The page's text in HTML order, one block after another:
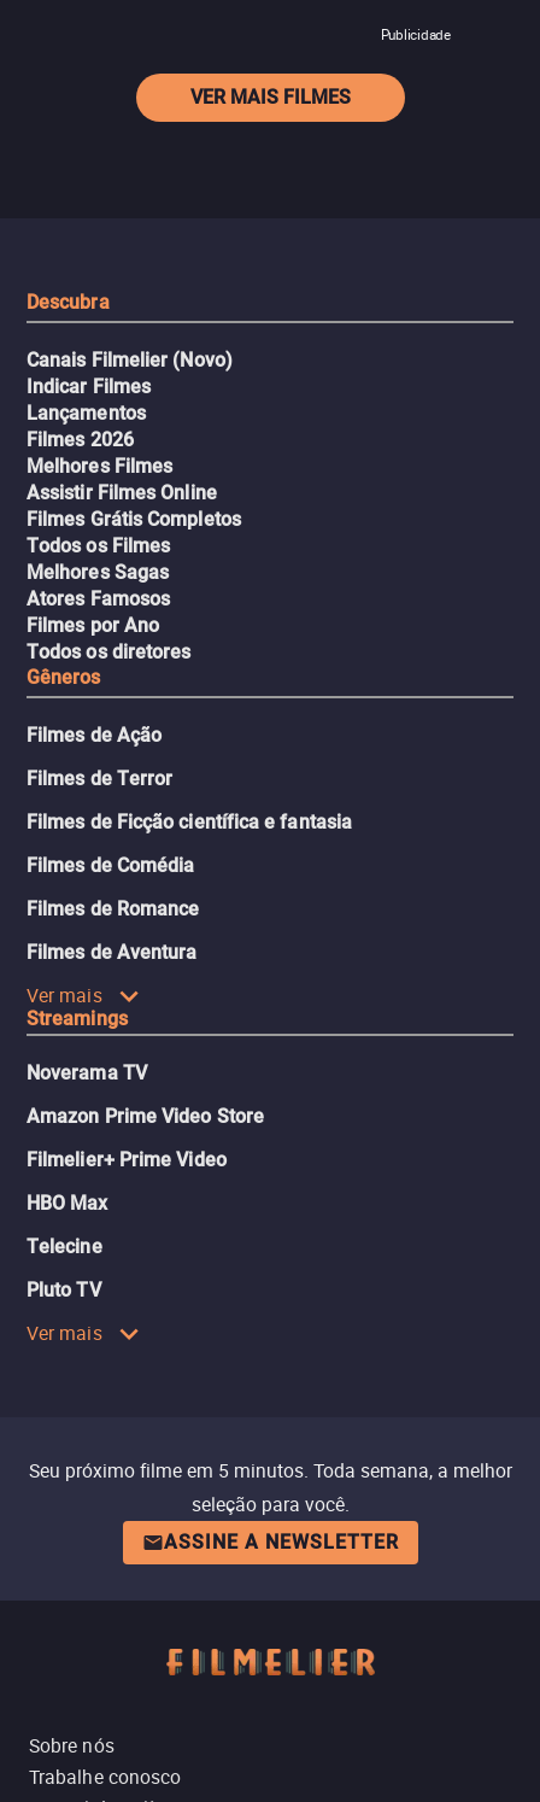
Publicidade
VER MAIS FILMES
Descubra
Canais Filmelier (Novo)
Indicar Filmes
Lançamentos
Filmes 2026
Melhores Filmes
Assistir Filmes Online
Filmes Grátis Completos
Todos os Filmes
Melhores Sagas
Atores Famosos
Filmes por Ano
Todos os diretores
Gêneros
Filmes de Ação
Filmes de Terror
Filmes de Ficção científica e fantasia
Filmes de Comédia
Filmes de Romance
Filmes de Aventura
Ver mais
Streamings
Noverama TV
Amazon Prime Video Store
Filmelier+ Prime Video
HBO Max
Telecine
Pluto TV
Ver mais
Seu próximo filme em 5 minutos. Toda semana, a melhor
seleção para você.
ASSINE A NEWSLETTER
Sobre nós
Trabalhe conosco